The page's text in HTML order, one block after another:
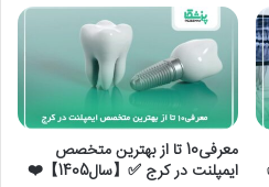
معرفی10 تا از بهترین متخصص
ایمپلنت در کرج ✅【سال1405】❤️